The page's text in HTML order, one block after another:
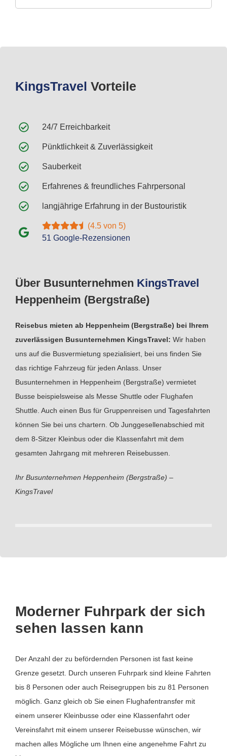
Über Busunternehmen KingsTravel
Heppenheim (Bergstraße)
Reisebus mieten ab Heppenheim (Bergstraße) bei Ihrem
zuverlässigen Busunternehmen KingsTravel: Wir haben
uns auf die Busvermietung spezialisiert, bei uns finden Sie
das richtige Fahrzeug für jeden Anlass. Unser
Busunternehmen in Heppenheim (Bergstraße) vermietet
Busse beispielsweise als Messe Shuttle oder Flughafen
Shuttle. Auch einen Bus für Gruppenreisen und Tagesfahrten
können Sie bei uns chartern. Ob Junggesellenabschied mit
dem 8-Sitzer Kleinbus oder die Klassenfahrt mit dem
gesamten Jahrgang mit mehreren Reisebussen.
Ihr Busunternehmen Heppenheim (Bergstraße) –
KingsTravel
KingsTravel Vorteile
24/7 Erreichbarkeit
Pünktlichkeit & Zuverlässigkeit
Sauberkeit
Erfahrenes & freundliches Fahrpersonal
langjährige Erfahrung in der Bustouristik
(4.5 von 5)
51 Google-Rezensionen
Moderner Fuhrpark der sich
sehen lassen kann
Der Anzahl der zu befördernden Personen ist fast keine
Grenze gesetzt. Durch unseren Fuhrpark sind kleine Fahrten
bis 8 Personen oder auch Reisegruppen bis zu 81 Personen
möglich. Ganz gleich ob Sie einen Flughafentransfer mit
einem unserer Kleinbusse oder eine Klassenfahrt oder
Vereinsfahrt mit einem unserer Reisebusse wünschen, wir
machen alles Mögliche um Ihnen eine angenehme Fahrt zu